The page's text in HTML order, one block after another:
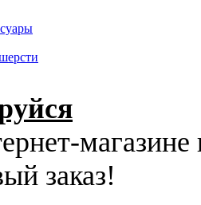
магазине
заказ!